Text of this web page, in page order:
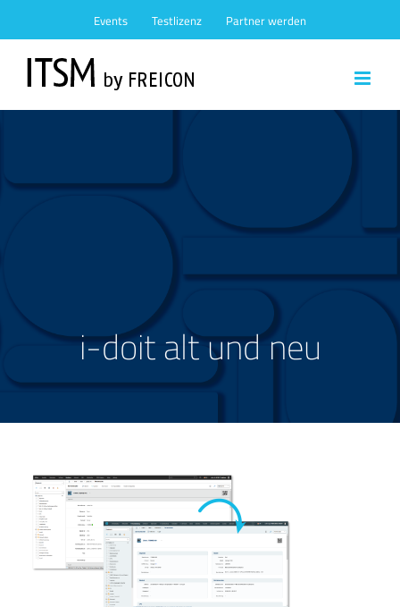
Inhalt
springen
Events Testlizenz Partner werden
i-doit alt und neu